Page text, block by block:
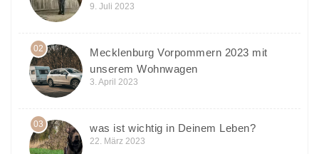
9. Juli 2023
02
Mecklenburg Vorpommern 2023 mit
unserem Wohnwagen
3. April 2023
03 was ist wichtig in Deinem Leben?
22. März 2023